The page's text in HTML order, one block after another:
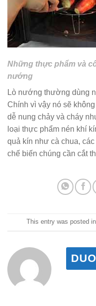
Những thực phẩm và
nướng
Lò nướng thường dùng
Chính vì vậy nó sẽ
dễ nung chảy và cháy
loại thực phẩm nén khí
quả kín như cà chua,
chế biến chúng cần cắt
This entry was posted in